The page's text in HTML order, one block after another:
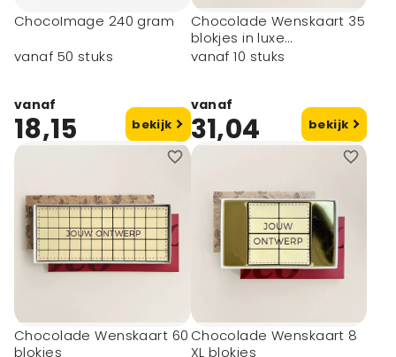
ChocoImage 240 gram
vanaf 50 stuks
vanaf
18,15 bekijk
Chocolade Wenskaart 35
blokjes in luxe
geschenkblik
vanaf 10 stuks
vanaf
31,04 bekijk
Chocolade Wenskaart 60
blokjes
Chocolade Wenskaart 8
XL blokjes